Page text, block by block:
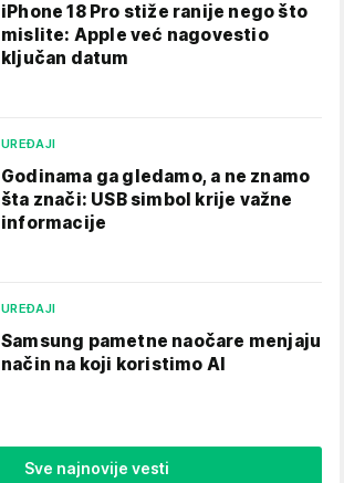
iPhone 18 Pro stiže ranije nego što
mislite: Apple već nagovestio
ključan datum
UREĐAJI
Godinama ga gledamo, a ne znamo
šta znači: USB simbol krije važne
informacije
UREĐAJI
Samsung pametne naočare menjaju
način na koji koristimo AI
Sve najnovije vesti